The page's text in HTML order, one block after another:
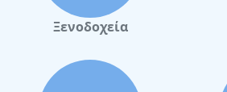
Ξενοδοχεία